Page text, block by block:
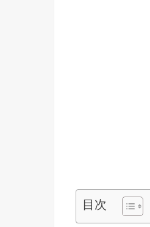
目次